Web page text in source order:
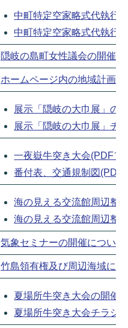
中町特定空家略式代執行
中町特定空家略式代執行
隠岐の島町女性議会の開催
ホームページ内の地域計画
展示「隠岐の大巾展」の
展示「隠岐の大巾展」チ
一夜嶽牛突き大会(PDFフ
番付表、交通規制図(PDF
海の見える交流館周辺整
海の見える交流館周辺整
気象セミナーの開催につい
竹島領有権及び周辺海域に
夏場所牛突き大会の開催
夏場所牛突き大会チラシ